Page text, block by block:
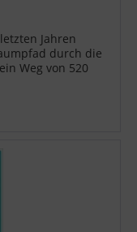
Jahren
durch die
Weg von 520
der den...